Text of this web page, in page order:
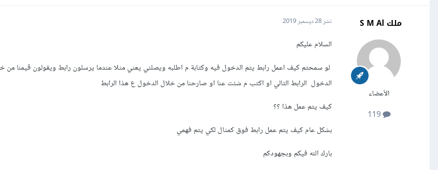
ملك S M Al
الأعضاء
119
نشر28 ديسمبر 2019
السلام عليكم
لو سمحتم كيف اعمل رابط يتم الدخول فيه وكتابة م اطلبه ويصلني يعني مثلا عندما يرسلون رابط ويقولون قيمنا من
الدخول الرابط التالي او اكتب م شئت عنا او صارحنا من خلال الدخول ع هذا الرابط
كيف يتم عمل هذا ؟؟
بشكل عام كيف يتم عمل رابط فوق كمثال لكي يتم فهمي
بارك الله فيكم وبجهودكم